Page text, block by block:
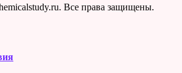
Все права защищены.